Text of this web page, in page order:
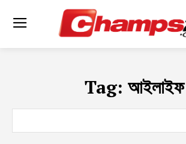
Tag: আইলাইফ